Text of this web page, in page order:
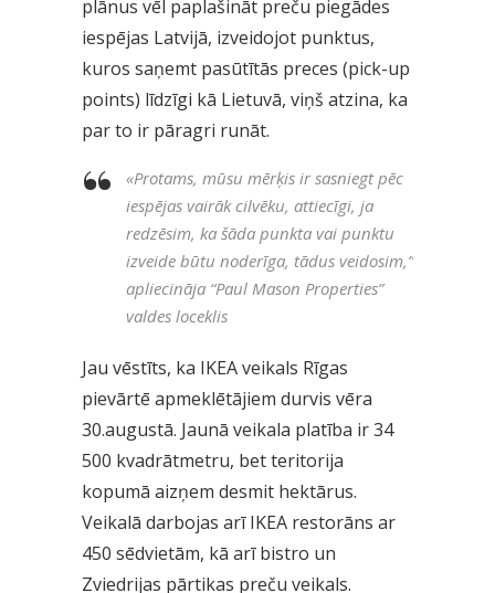
plānus vēl paplašināt preču piegādes
iespējas Latvijā, izveidojot punktus,
kuros saņemt pasūtītās preces (pick-up
points) līdzīgi kā Lietuvā, viņš atzina, ka
par to ir pāragri runāt.
«Protams, mūsu mērķis ir sasniegt pēc
iespējas vairāk cilvēku, attiecīgi, ja
redzēsim, ka šāda punkta vai punktu
izveide būtu noderīga, tādus veidosim,”
apliecināja “Paul Mason Properties”
valdes loceklis
Jau vēstīts, ka IKEA veikals Rīgas
pievārtē apmeklētājiem durvis vēra
30.augustā. Jaunā veikala platība ir 34
500 kvadrātmetru, bet teritorija
kopumā aizņem desmit hektārus.
Veikalā darbojas arī IKEA restorāns ar
450 sēdvietām, kā arī bistro un
Zviedrijas pārtikas preču veikals.